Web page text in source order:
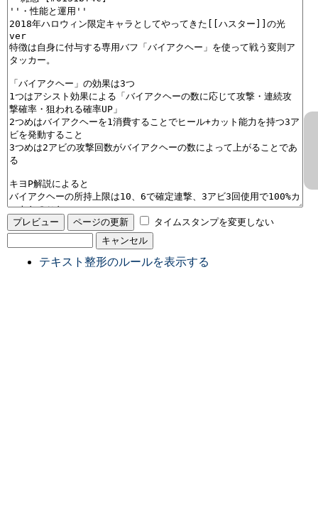
タイムスタンプを変更しない
テキスト整形のルールを表示する